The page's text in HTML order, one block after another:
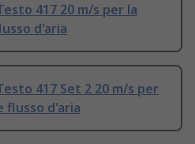
417 20 m/s per la
d'aria
417 Set 2 20 m/s per
flusso d'aria